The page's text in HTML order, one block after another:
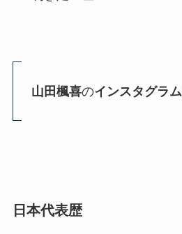
山田楓喜のインスタグラム
日本代表歴